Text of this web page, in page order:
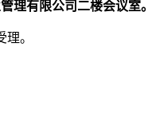
理有限公司二楼会议室。
。